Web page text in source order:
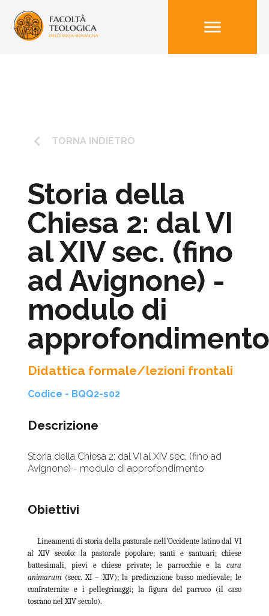
menu
keyboard_arrow_left TORNA INDIETRO
Storia della
Chiesa 2: dal VI
al XIV sec. (fino
ad Avignone) -
modulo di
Didattica formale/lezioni frontali
Codice - BQQ2-s02
Descrizione
Storia della Chiesa 2: dal VI al XIV sec. (fino ad
Avignone) - modulo di approfondimento
Obiettivi
Lineamenti di storia della pastorale nell’Occidente latino dal VI
al XIV secolo: la pastorale popolare; santi e santuari; chiese
battesimali, pievi e chiese private; le parrocchie e la cura
animarum (secc. XI – XIV); la predicazione basso medievale; le
confraternite e i pellegrinaggi; la figura del parroco (il caso
toscano nel XIV secolo).